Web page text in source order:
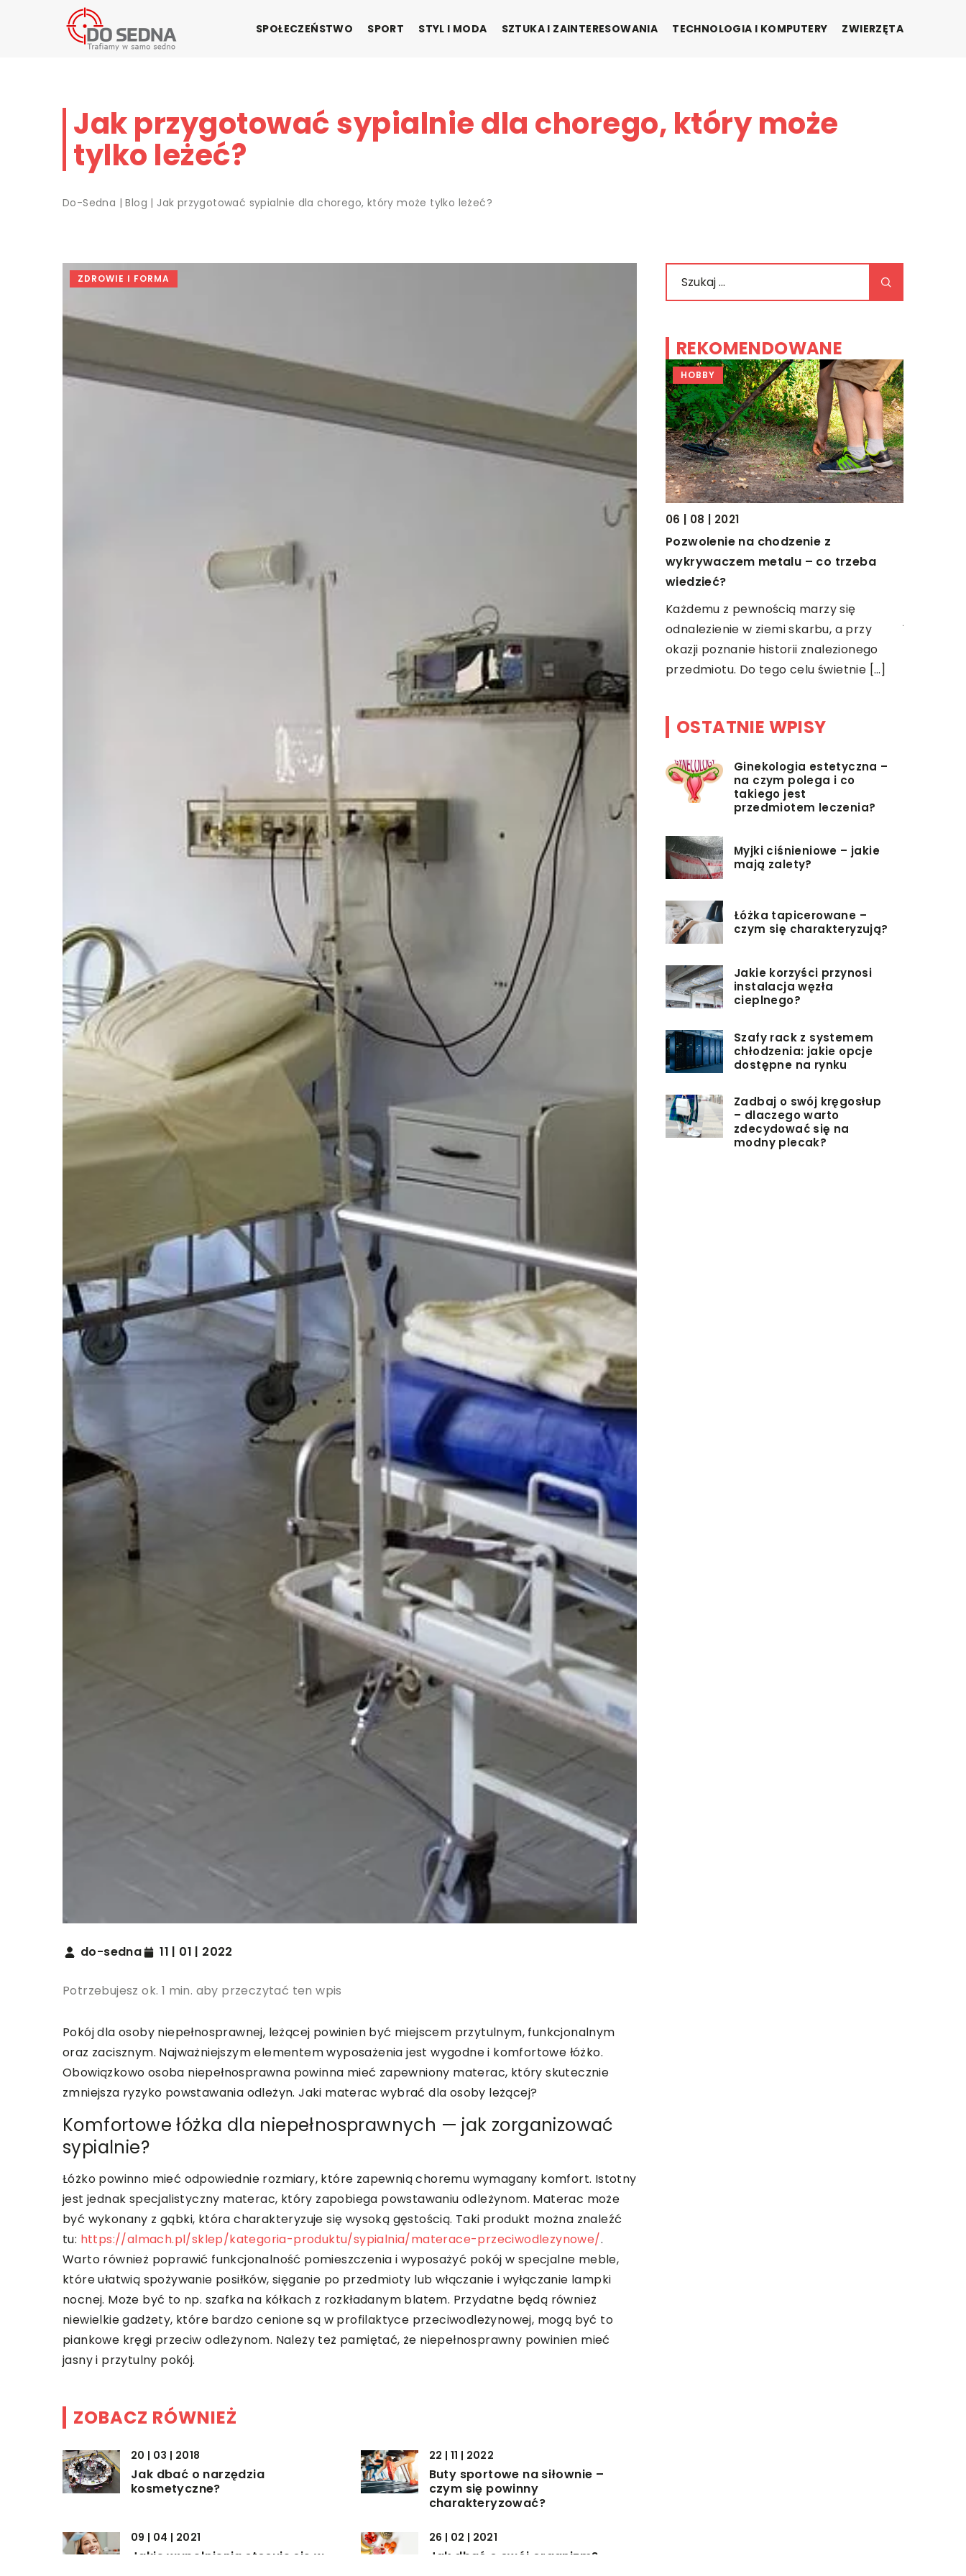
SPOŁECZEŃSTWO SPORT STYL I MODA SZTUKA I ZAINTERESOWANIA TECHNOLOGIA I KOMPUTERY ZWIERZĘTA
Jak przygotować sypialnie dla chorego, który może
tylko leżeć?
Do-Sedna |Blog | Jak przygotować sypialnie dla chorego, który może tylko leżeć?
ZDROWIE I FORMA
do-sedna 11 | 01 | 2022
Potrzebujesz ok. 1 min. aby przeczytać ten wpis
Pokój dla osoby niepełnosprawnej, leżącej powinien być miejscem przytulnym, funkcjonalnym
oraz zacisznym. Najważniejszym elementem wyposażenia jest wygodne i komfortowe łóżko.
Obowiązkowo osoba niepełnosprawna powinna mieć zapewniony materac, który skutecznie
zmniejsza ryzyko powstawania odleżyn. Jaki materac wybrać dla osoby leżącej?
Komfortowe łóżka dla niepełnosprawnych — jak zorganizować
sypialnie?
Łóżko powinno mieć odpowiednie rozmiary, które zapewnią choremu wymagany komfort. Istotny
jest jednak specjalistyczny materac, który zapobiega powstawaniu odleżynom. Materac może
być wykonany z gąbki, która charakteryzuje się wysoką gęstością. Taki produkt można znaleźć
tu: https://almach.pl/sklep/kategoria-produktu/sypialnia/materace-przeciwodlezynowe/.
Warto również poprawić funkcjonalność pomieszczenia i wyposażyć pokój w specjalne meble,
które ułatwią spożywanie posiłków, sięganie po przedmioty lub włączanie i wyłączanie lampki
nocnej. Może być to np. szafka na kółkach z rozkładanym blatem. Przydatne będą również
niewielkie gadżety, które bardzo cenione są w profilaktyce przeciwodleżynowej, mogą być to
piankowe kręgi przeciw odleżynom. Należy też pamiętać, że niepełnosprawny powinien mieć
jasny i przytulny pokój.
ZOBACZ RÓWNIEŻ
20 | 03 | 2018
Jak dbać o narzędzia
kosmetyczne?
22 | 11 | 2022
Buty sportowe na siłownie –
czym się powinny
charakteryzować?
09 | 04 | 2021
Jakie wypełnienia stosuje się w
26 | 02 | 2021
Jak dbać o swój organizm?
REKOMENDOWANE
Felgi odgrywają w każdym samochodzie
istotną rolę, ponieważ stanowią główną
Jakie okazje warto uwiecznić na sesji
utrwalenie ważnych chwil z naszego
życia. Momenty, które warto uwiecznić,
to […]
HOBBY
06 | 08 | 2021
Pozwolenie na chodzenie z
wykrywaczem metalu – co trzeba
wiedzieć?
Każdemu z pewnością marzy się
odnalezienie w ziemi skarbu, a przy
okazji poznanie historii znalezionego
przedmiotu. Do tego celu świetnie […]
OSTATNIE WPISY
Ginekologia estetyczna –
na czym polega i co
takiego jest
przedmiotem leczenia?
Myjki ciśnieniowe – jakie
mają zalety?
Łóżka tapicerowane –
czym się charakteryzują?
Jakie korzyści przynosi
instalacja węzła
cieplnego?
Szafy rack z systemem
chłodzenia: jakie opcje
dostępne na rynku
Zadbaj o swój kręgosłup
– dlaczego warto
zdecydować się na
modny plecak?